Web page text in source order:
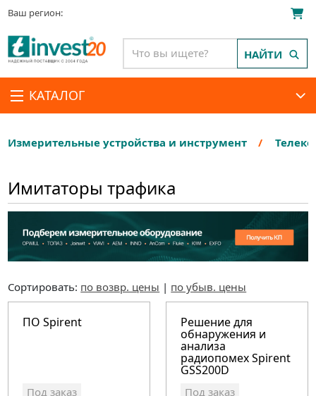
Ваш регион:
КАТАЛОГ
НАЙТИ
Измерительные устройства и инструмент
Имитаторы трафика
Сортировать: по возвр. цены | по убыв. цены
ПО Spirent
Под заказ
Решение для
обнаружения и
анализа
радиопомех Spirent
GSS200D
Под заказ